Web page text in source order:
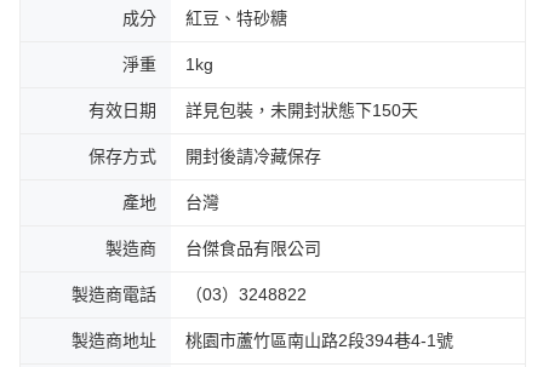
成分 紅豆、特砂糖
淨重 1kg
有效日期 詳見包裝，未開封狀態下150天
保存方式 開封後請冷藏保存
產地 台灣
製造商 台傑食品有限公司
製造商電話 （03）3248822
製造商地址 桃園市蘆竹區南山路2段394巷4-1號